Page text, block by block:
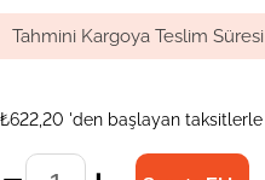
Tahmini Kargoya Teslim Süresi
₺622,20 'den başlayan taksitlerle